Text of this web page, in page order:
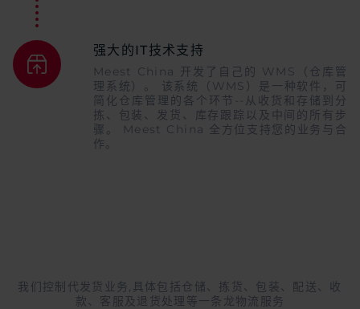
强大的IT技术支持
Meest China 开发了自己的 WMS（仓库管
理系统）。 该系统（WMS）是一种软件，可
简化仓库管理的各个环节--从收货和存储到分
拣、包装、发货、库存跟踪以及中间的所有步
骤。 Meest China 全方位支持您的业务与合
作。
我们控制代发货业务,具体包括仓储、拣货、包装、配送、收
款、客服及退货处理等一条龙物流服务